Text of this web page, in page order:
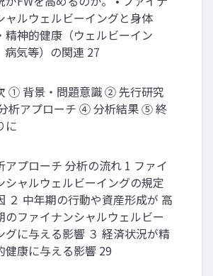
ャルウェルビーイングと身体
精神的健康（ウェルビーイン
病気等）の関連 27
① 背景・問題意識 ② 先行研究
析アプローチ ④ 分析結果 ⑤ 終
に
アプローチ 分析の流れ 1 ファイ
シャルウェルビーイングの規定
２ 中年期の行動や資産形成が 高
のファイナンシャルウェルビー
グに与える影響 ３ 経済状況が精
健康に与える影響 29